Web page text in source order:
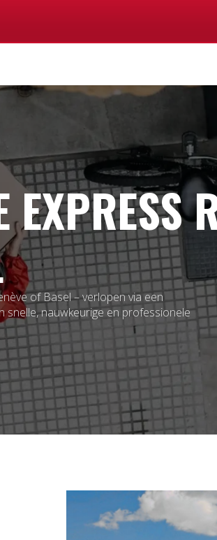
of Basel – verlopen via een
snelle, nauwkeurige en professionele